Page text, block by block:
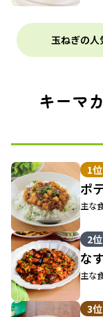
玉ねぎの人
キーマ
1位
ポ
主な
2位
な
主な
3位